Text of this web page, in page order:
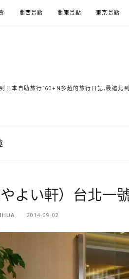
關西景點 關東景點 東京景點
日本自助旅行ˊ60+N多趟的旅行日記,最遠
よい軒）台北一
2014-09-02